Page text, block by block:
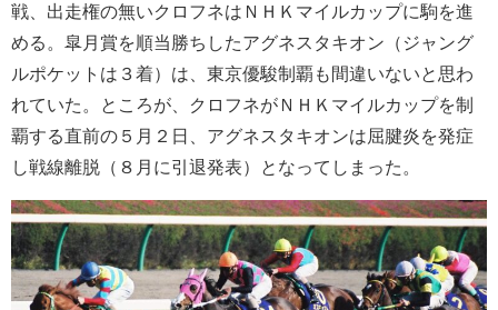
戦、出走権の無いクロフネはＮＨＫマイルカップに駒を進
める。皐月賞を順当勝ちしたアグネスタキオン（ジャング
ルポケットは３着）は、東京優駿制覇も間違いないと思わ
れていた。ところが、クロフネがＮＨＫマイルカップを制
覇する直前の５月２日、アグネスタキオンは屈腱炎を発症
し戦線離脱（８月に引退発表）となってしまった。